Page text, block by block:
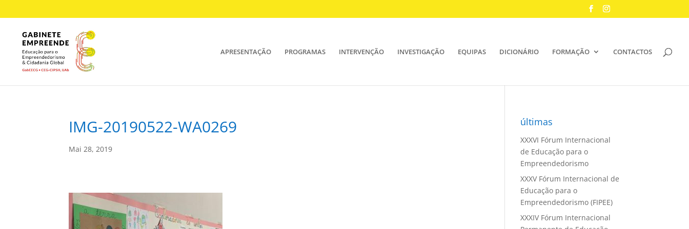
APRESENTAÇÃO PROGRAMAS INTERVENÇÃO INVESTIGAÇÃO EQUIPAS DICIONÁRIO FORMAÇÃO CONTACTOS
IMG-20190522-WA0269
Mai 28, 2019
últimas
XXXVI Fórum Internacional
de Educação para o
Empreendedorismo
XXXV Fórum Internacional de
Educação para o
Empreendedorismo (FIPEE)
XXXIV Fórum Internacional